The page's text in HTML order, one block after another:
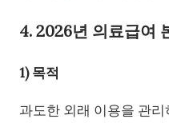
4. 2026년 의료급여
1) 목적
과도한 외래 이용을 관